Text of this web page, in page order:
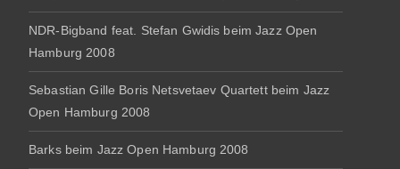
NDR-Bigband feat. Stefan Gwidis beim Jazz Open
Hamburg 2008
Sebastian Gille Boris Netsvetaev Quartett beim Jazz
Open Hamburg 2008
Barks beim Jazz Open Hamburg 2008